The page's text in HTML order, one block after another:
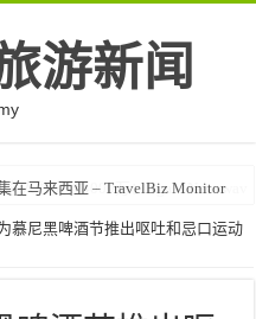
游新闻
在马来西亚 – TravelBiz Monitor
慕尼黑啤酒节推出呕吐和忌口运动